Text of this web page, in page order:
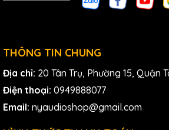
THÔNG TIN CHUNG
Địa chỉ: 20 Tân Trụ, Phường 15, Quận
Điện thoại: 0949888077
Email: nyaudioshop@gmail.com